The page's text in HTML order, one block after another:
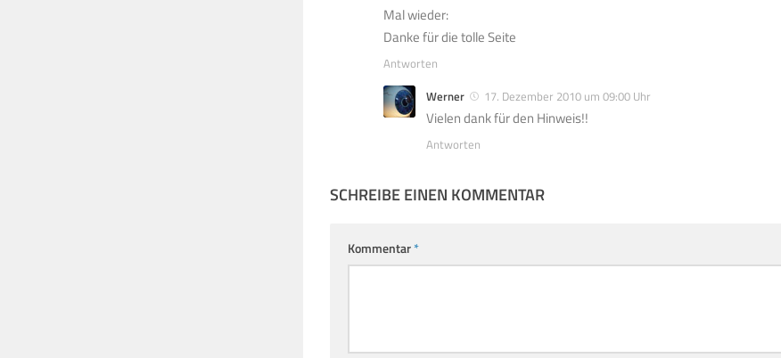
Mal wieder:
Danke für die tolle Seite
Antworten
Werner
17. Dezember 2010 um 09:00 Uhr
Vielen dank für den Hinweis!!
Antworten
SCHREIBE EINEN KOMMENTAR
Kommentar*